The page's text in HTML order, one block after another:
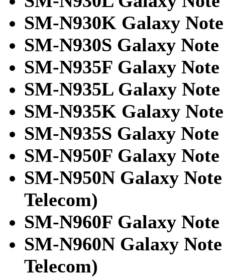
SM-N930K Galaxy
SM-N930S Galaxy
SM-N935F Galaxy Note
SM-N935L Galaxy
SM-N935K Galaxy
SM-N935S Galaxy
SM-N950F Galaxy Note
SM-N950N Galaxy
Telecom)
SM-N960F Galaxy Note
SM-N960N Galaxy
Telecom)